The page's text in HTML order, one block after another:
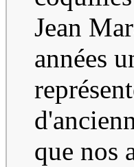
Jean
années
que nos